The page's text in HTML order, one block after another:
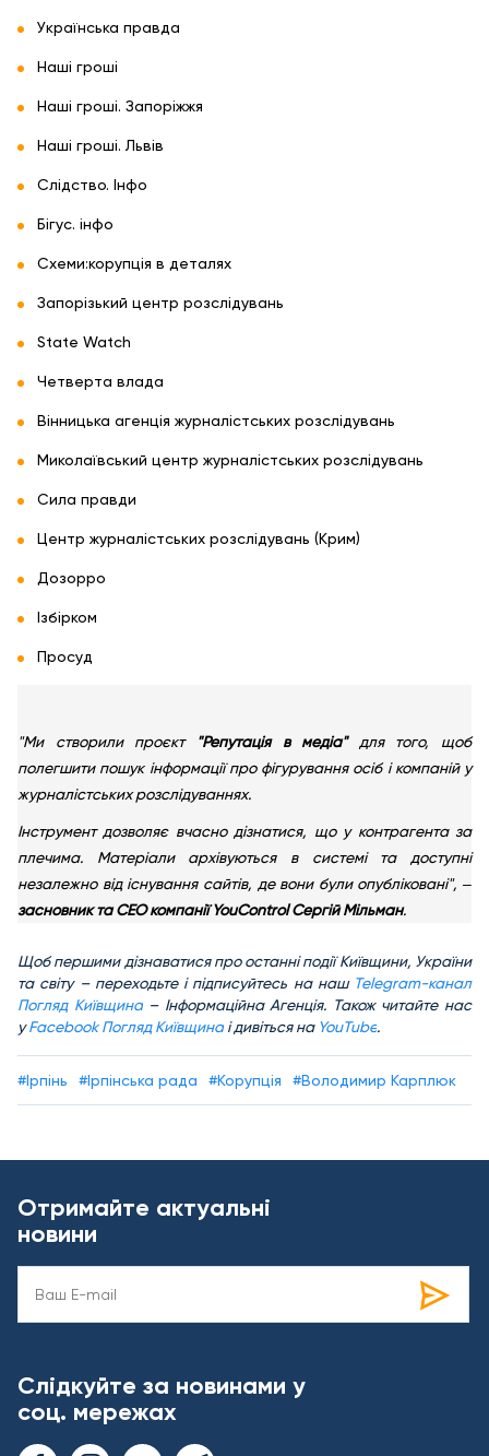
Українська правда
Наші гроші
Наші гроші. Запоріжжя
Наші гроші. Львів
Слідство. Інфо
Бігус. інфо
Схеми:корупція в деталях
Запорізький центр розслідувань
State Watch
Четверта влада
Вінницька агенція журналістських розслідувань
Миколаївський центр журналістських розслідувань
Сила правди
Центр журналістських розслідувань (Крим)
Дозорро
Ізбірком
Просуд
"Ми створили проєкт "Репутація в медіа"для того, щоб
полегшити пошук інформації про фігурування осіб і компаній у
журналістських розслідуваннях.
Інструмент дозволяє вчасно дізнатися, що у контрагента за
плечима. Матеріали архівуються в системі та доступні
незалежно від існування сайтів, де вони були опубліковані", ‒
засновник та СЕО компанії YouControl Сергій Мільман.
Щоб першими дізнаватися про останні події Київщини, України
та світу – переходьте і підписуйтесь на наш Telegram-канал
Погляд Київщина– Інформаційна Агенція. Також читайте нас
уFacebook Погляд Київщина і дивіться на YouTube.
#Ірпінь #Ірпінська рада #Корупція #Володимир Карплюк
Отримайте актуальні
новини
Слідкуйте за новинами у
соц. мережах